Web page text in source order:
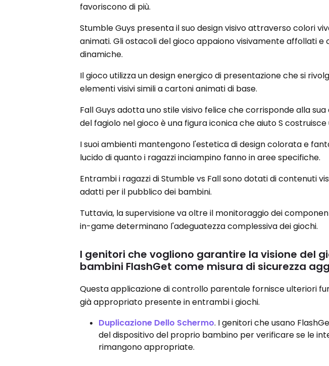
favoriscono di più.
Stumble Guys presenta il suo design visivo attraverso colori
animati. Gli ostacoli del gioco appaiono visivamente affollati
dinamiche.
Il gioco utilizza un design energico di presentazione che si
elementi visivi simili a cartoni animati di base.
Fall Guys adotta uno stile visivo felice che corrisponde alla
del fagiolo nel gioco è una figura iconica che aiuto S
I suoi ambienti mantengono l'estetica di design colorata e
lucido di quanto i ragazzi inciampino fanno in aree specifiche.
Entrambi i ragazzi di Stumble vs Fall sono dotati di contenuti
adatti per il pubblico dei bambini.
Tuttavia, la supervisione va oltre il monitoraggio dei
in-game determinano l'adeguatezza complessiva dei giochi.
I genitori che vogliono garantire la visione del
bambini FlashGet come misura di sicurezza
Questa applicazione di controllo parentale fornisce ulteriori
già appropriato presente in entrambi i giochi.
Duplicazione Dello Schermo. I genitori che usano
del dispositivo del proprio bambino per verificare se le
rimangono appropriate.